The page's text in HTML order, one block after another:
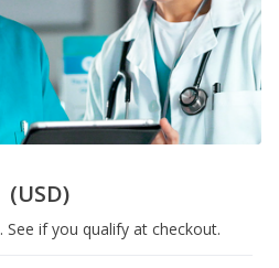
(USD)
. See if you qualify at checkout.